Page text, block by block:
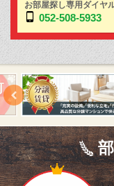
お部屋探し専用ダイヤ
052-508-5933